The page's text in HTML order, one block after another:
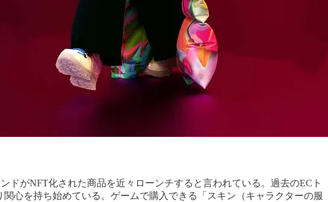
ドがNFT化された商品を近々ローンチすると言われている。過去のECト
心を持ち始めている。ゲームで購入できる「スキン（キャラクターの服